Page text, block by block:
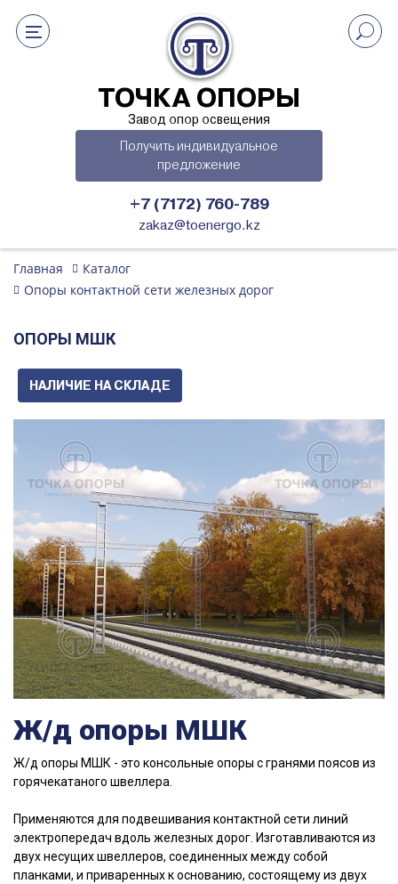
ТОЧКА ОПОРЫ
Завод опор освещения
Получить индивидуальное
предложение
+7 (7172) 760-789
zakaz@toenergo.kz
Главная
Каталог
Опоры контактной сети железных дорог
ОПОРЫ МШК
НАЛИЧИЕ НА СКЛАДЕ
Ж/д опоры МШК
Ж/д опоры МШК - это консольные опоры с гранями поясов из
горячекатаного швеллера.
Применяются для подвешивания контактной сети линий
электропередач вдоль железных дорог. Изготавливаются из
двух несущих швеллеров, соединенных между собой
планками, и приваренных к основанию, состоящему из двух